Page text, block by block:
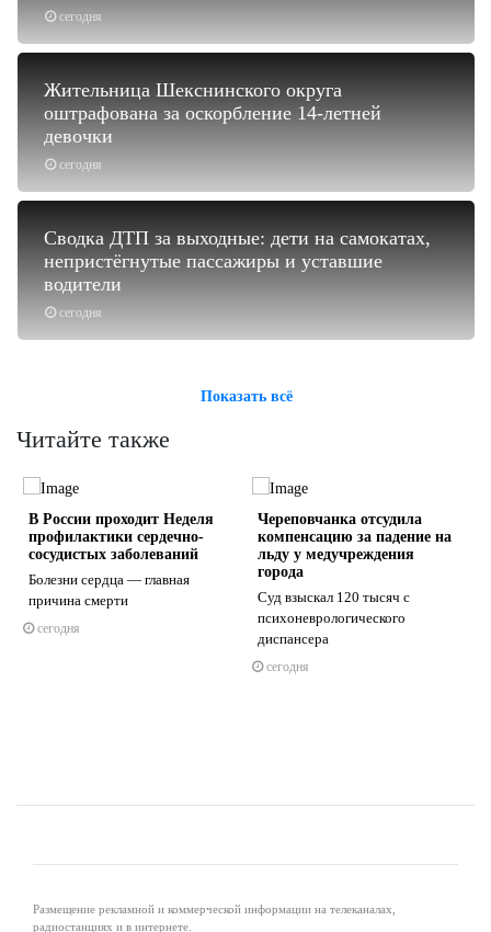
сегодня
сегодня
Жительница Шекснинского округа
оштрафована за оскорбление 14-летней
девочки
сегодня
Сводка ДТП за выходные: дети на самокатах,
непристёгнутые пассажиры и уставшие
водители
Показать всё
Читайте также
В России проходит Неделя
профилактики сердечно-
сосудистых заболеваний
Болезни сердца — главная
причина смерти
сегодня
Череповчанка отсудила
компенсацию за падение на
льду у медучреждения
города
Суд взыскал 120 тысяч с
психоневрологического
диспансера
сегодня
Размещение рекламной и коммерческой информации на телеканалах,
радиостанциях и в интернете.